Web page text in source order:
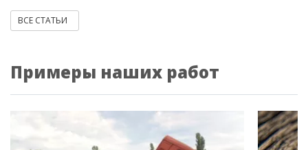
ВСЕ СТАТЬИ
Примеры наших работ